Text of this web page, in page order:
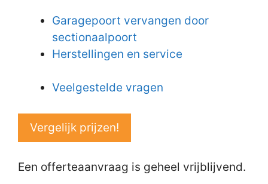
Garagepoort vervangen door
sectionaalpoort
Herstellingen en service
Veelgestelde vragen
Vergelijk prijzen!
Een offerteaanvraag is geheel vrijblijvend.